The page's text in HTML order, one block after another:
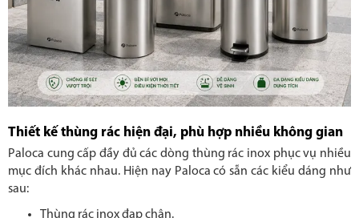
Thiết kế thùng rác hiện đại, phù hợp nhiều không gian
Paloca cung cấp đầy đủ các dòng thùng rác inox phục vụ nhiều
mục đích khác nhau. Hiện nay Paloca có sẵn các kiểu dáng như
sau:
Thùng rác inox đạp chân.